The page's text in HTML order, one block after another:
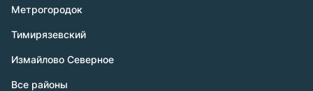
Метрогородок
Тимирязевский
Измайлово Северное
Все районы